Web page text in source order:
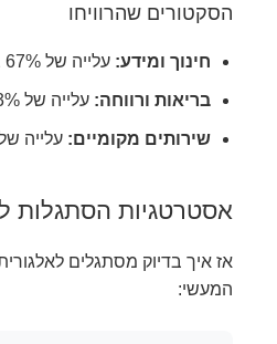
הסקטורים שהרוויחו
חינוך ומידע: עלייה של 67% בחשיפה אורגנית
בריאות ורווחה: עלייה של 43% באינטראקציות
שירותים מקומיים: עלייה של 89% בהגעה
אסטרטגיות הסתגלות
אז איך בדיוק מסתגלים
המעשי: